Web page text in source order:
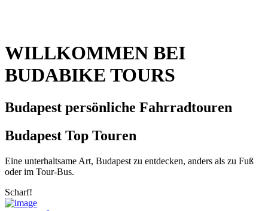
WILLKOMMEN BEI
BUDABIKE TOURS
Budapest persönliche Fahrradtouren
Budapest Top Touren
Eine unterhaltsame Art, Budapest zu entdecken, anders als zu Fuß
oder im Tour-Bus.
Scharf!